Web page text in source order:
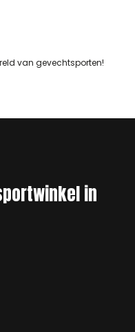
van gevechtsporten!
in